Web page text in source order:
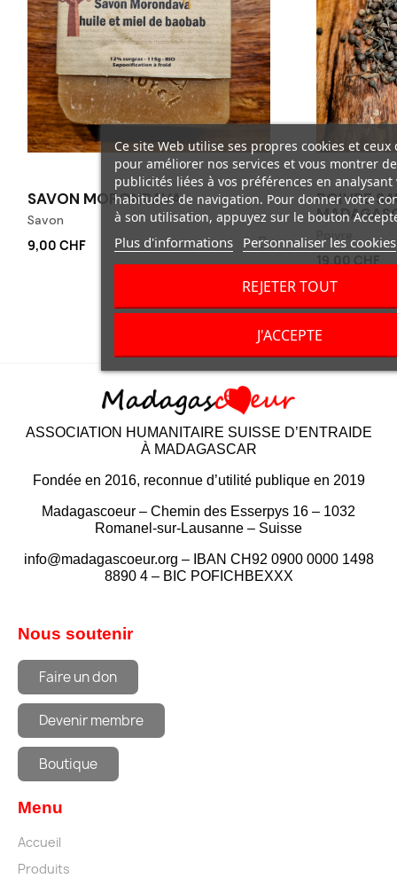
SAVON MORONDAVA
Savon
9,00 CHF
POIVRE
Poivre
19,00 CHF
ASSOCIATION HUMANITAIRE SUISSE D’ENTRAIDE
À MADAGASCAR
Fondée en 2016, reconnue d’utilité publique en 2019
Madagascoeur – Chemin des Esserpys 16 – 1032
Romanel-sur-Lausanne – Suisse
info@madagascoeur.org – IBAN CH92 0900 0000 1498
8890 4 – BIC POFICHBEXXX
Nous soutenir
Faire un don
Devenir membre
Boutique
Menu
Accueil
Produits
Ce site Web utilise ses propres cookies et ceux
pour améliorer nos services et vous montrer
publicités liées à vos préférences en analysant
habitudes de navigation. Pour donner votre
à son utilisation, appuyez sur le bouton
Plus d'informations Personnaliser les cookies
REJETER TOUT
J'ACCEPTE